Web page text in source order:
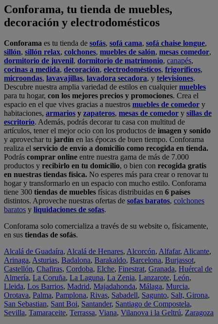
Conforama, tu tienda de muebles,
decoración y electrodomésticos
Conforama es tu tienda de sofás, sofá cama, sofá chaise longue,
sillón, sillón relax, colchones, muebles de salón, mesas comedor,
dormitorio de juvenil, dormitorio de matrimonio, canapés,
cocinas a medida, decoración, electrodomésticos, frigoríficos,
microondas, lavavajillas, lavadora secadora, y televisiones.
Descubre nuestra amplia variedad de estilos en cualquiermuebles
para tu hogar, con los mejores precios y promociones. Crea el
espacio en el que vives gracias a nuestros muebles de comedor y
habitaciones, armarios y zapateros, mesas de comedor y sillas de
escritorio. Además, podrás decorar tu casa con multitud de
artículos, tener el mejor ocio con los productos de imagen y sonido
y aprovechar tu jardín en las épocas de buen tiempo. Conforama
realiza el servicio de envío a domicilio como recogida en tienda.
Podrás comprar online entre nuestra gama de más de 7.000
productos y recibirlo en tu domicilio, o bien con recogida gratis
en nuestras tiendas física. No esperes más para crear o renovar tu
hogar y transformarlo en un espacio con mucho estilo. Conforama
tiene 300 tiendas de muebles físicas distribuidas en 6 países
distintos. Aproveche nuestras ofertas de sofas baratos, colchones
baratos y liquidaciones de sofas.
Conforama solo comercializa a través de su website o, físicamente,
en sus tiendas de sofás.
Alcalá de Guadaíra, Alcalá de Henares, Alcorcón, Alfafar, Alicante,
Arinaga, Asturias, Badalona, Barakaldo, Barcelona, Burjassot,
Castellón, Chafiras, Cordoba, Elche, Finestrat, Granada, Huércal de
Almería, La Coruña, La Laguna, La Zenia, Lanzarote, León,
Lleida, Los Barrios, Madrid, Majadahonda, Málaga, Murcia,
Orotava, Palma, Pamplona, Rivas, Sabadell, Sagunto, Salt, Girona,
San Sebastian, Sant Boi, Santander, Santiago de Compostela,
Sevilla, Tamaraceite, Terrassa, Viana, Vilanova i la Geltrú, Zaragoza